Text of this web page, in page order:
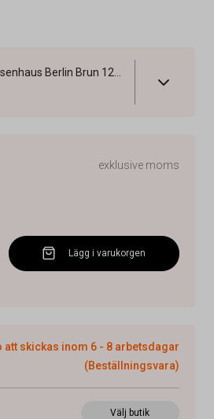
exklusive moms
Lägg i varukorgen
att skickas inom 6 - 8 arbetsdagar
(Beställningsvara)
Välj butik